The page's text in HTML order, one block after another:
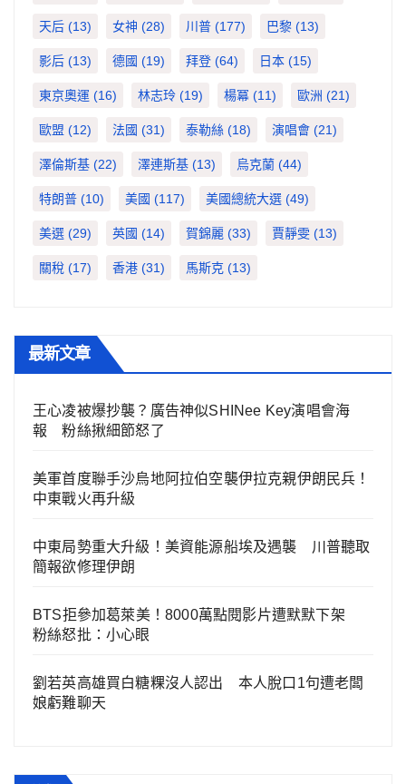
天后 (13) 女神 (28) 川普 (177) 巴黎 (13)
影后 (13) 德國 (19) 拜登 (64) 日本 (15)
東京奧運 (16) 林志玲 (19) 楊冪 (11) 歐洲 (21)
歐盟 (12) 法國 (31) 泰勒絲 (18) 演唱會 (21)
澤倫斯基 (22) 澤連斯基 (13) 烏克蘭 (44)
特朗普 (10) 美國 (117) 美國總統大選 (49)
美選 (29) 英國 (14) 賀錦麗 (33) 賈靜雯 (13)
關稅 (17) 香港 (31) 馬斯克 (13)
最新文章
王心凌被爆抄襲？廣告神似SHINee Key演唱會海
報 粉絲揪細節怒了
美軍首度聯手沙烏地阿拉伯空襲伊拉克親伊朗民兵！
中東戰火再升級
中東局勢重大升級！美資能源船埃及遇襲 川普聽取
簡報欲修理伊朗
BTS拒參加葛萊美！8000萬點閱影片遭默默下架
粉絲怒批：小心眼
劉若英高雄買白糖粿沒人認出 本人脫口1句遭老闆
娘虧難聊天